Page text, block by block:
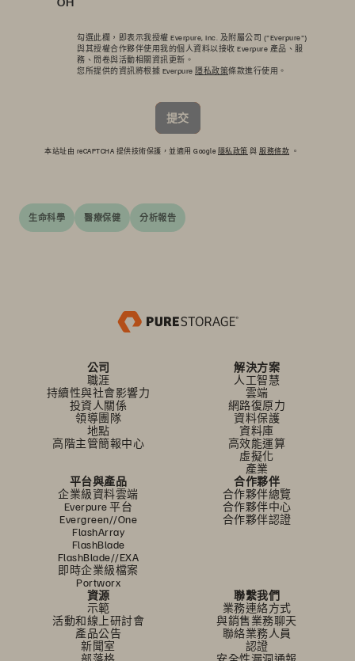
勾選此欄，即表示我授權 Everpure, Inc. 及附屬公司 ("Everpure")
與其授權合作夥伴使用我的個人資料以接收 Everpure 產品、服
務、問卷與活動相關資訊更新。
您所提供的資訊將根據 Everpure 隱私政策條款進行使用。
提交
本站址由 reCAPTCHA 提供技術保護，並適用 Google 隱私政策 與 服務條款 。
生命科學 醫療保健 分析報告
公司
職涯
持續性與社會影響力
投資人關係
領導團隊
地點
高階主管簡報中心
解決方案
人工智慧
雲端
網路復原力
資料保護
資料庫
高效能運算
虛擬化
產業
平台與產品
企業級資料雲端
Everpure 平台
Evergreen//One
FlashArray
FlashBlade
FlashBlade//EXA
即時企業級檔案
Portworx
合作夥伴
合作夥伴總覽
合作夥伴中心
合作夥伴認證
資源
示範
活動和線上研討會
產品公告
新聞室
部落格
聯繫我們
業務連絡方式
與銷售業務聊天
聯絡業務人員
認證
安全性漏洞通報